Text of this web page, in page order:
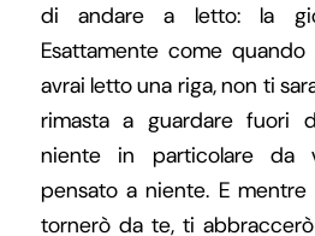
di andare a letto: la
Esattamente come quando
avrai letto una riga, non ti
rimasta a guardare fuori
niente in particolare da
pensato a niente. E
tornerò da te, ti